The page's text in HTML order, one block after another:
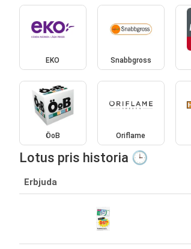
EKO Snabbgross
ÖoB Oriflame
Lotus pris historia 🕒
Erbjuda